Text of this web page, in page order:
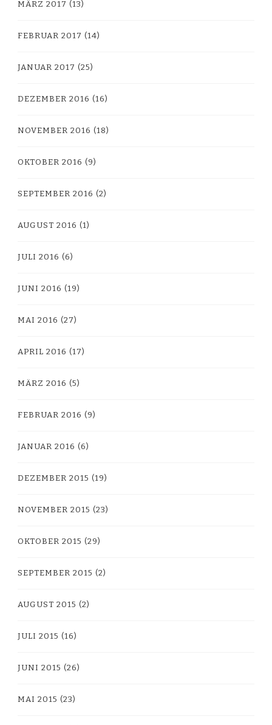
MÄRZ 2017 (13)
FEBRUAR 2017 (14)
JANUAR 2017 (25)
DEZEMBER 2016 (16)
NOVEMBER 2016 (18)
OKTOBER 2016 (9)
SEPTEMBER 2016 (2)
AUGUST 2016 (1)
JULI 2016 (6)
JUNI 2016 (19)
MAI 2016 (27)
APRIL 2016 (17)
MÄRZ 2016 (5)
FEBRUAR 2016 (9)
JANUAR 2016 (6)
DEZEMBER 2015 (19)
NOVEMBER 2015 (23)
OKTOBER 2015 (29)
SEPTEMBER 2015 (2)
AUGUST 2015 (2)
JULI 2015 (16)
JUNI 2015 (26)
MAI 2015 (23)